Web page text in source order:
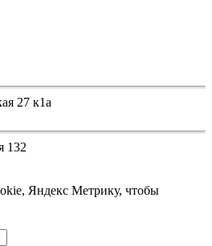
27 к1а
132
Яндекс Метрику, чтобы